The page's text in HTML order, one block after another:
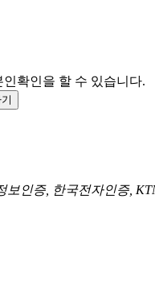
인확인을 할 수 있습니다.
보인증, 한국전자인증,